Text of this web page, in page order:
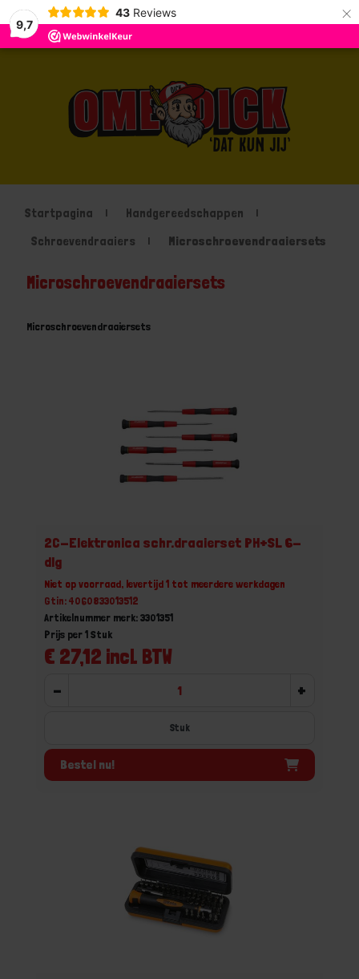
9,7
43 Reviews ×
Startpagina
Handgereedschappen
Schroevendraaiers
Microschroevendraaiersets
Microschroevendraaiersets
Microschroevendraaiersets
2C-Elektronica schr.draaierset PH+SL 6-
dlg
Niet op voorraad, levertijd 1 tot meerdere werkdagen
Gtin: 4060833013512
Artikelnummer merk: 3301351
€ 27,12 incl. BTW
Prijs per 1 Stuk
- +
Stuk
Bestel nu!